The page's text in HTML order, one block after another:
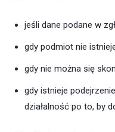
jeśli dane podane w
gdy podmiot nie
gdy nie można się
gdy istnieje
działalność po to, by